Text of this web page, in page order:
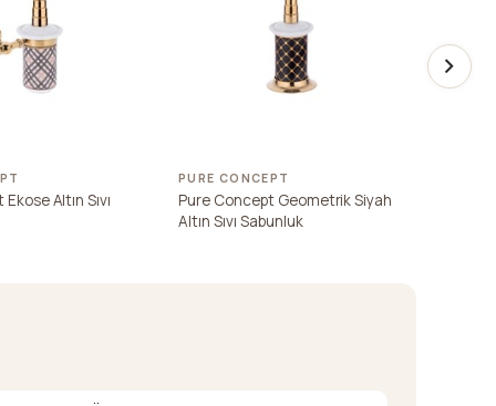
Altın Sıvı
PURE CONCEPT
Pure Concept Geometrik Siyah
Altın Sıvı Sabunluk